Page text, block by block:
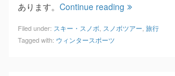
あります。 Continue reading
Filed under: スキー・スノボ スノボツアー 旅行
Tagged with: ウィンタースポーツ